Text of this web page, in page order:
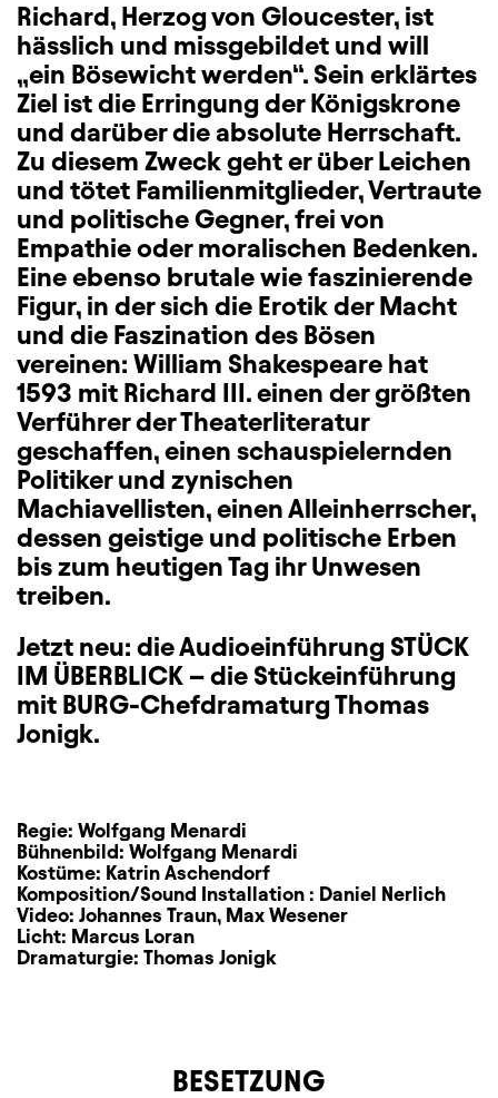
Richard, Herzog von Gloucester, ist
hässlich und missgebildet und will
„ein Bösewicht werden“. Sein erklärtes
Ziel ist die Erringung der Königskrone
und darüber die absolute Herrschaft.
Zu diesem Zweck geht er über Leichen
und tötet Familienmitglieder, Vertraute
und politische Gegner, frei von
Empathie oder moralischen Bedenken.
Eine ebenso brutale wie faszinierende
Figur, in der sich die Erotik der Macht
und die Faszination des Bösen
vereinen: William Shakespeare hat
1593 mit Richard III. einen der größten
Verführer der Theaterliteratur
geschaffen, einen schauspielernden
Politiker und zynischen
Machiavellisten, einen Alleinherrscher,
dessen geistige und politische Erben
bis zum heutigen Tag ihr Unwesen
treiben.
Jetzt neu: die Audioeinführung STÜCK
IM ÜBERBLICK – die Stückeinführung
mit BURG-Chefdramaturg Thomas
Jonigk.
Regie: Wolfgang Menardi
Bühnenbild: Wolfgang Menardi
Kostüme: Katrin Aschendorf
Komposition/Sound Installation : Daniel Nerlich
Video: Johannes Traun, Max Wesener
Licht: Marcus Loran
Dramaturgie: Thomas Jonigk
BESETZUNG